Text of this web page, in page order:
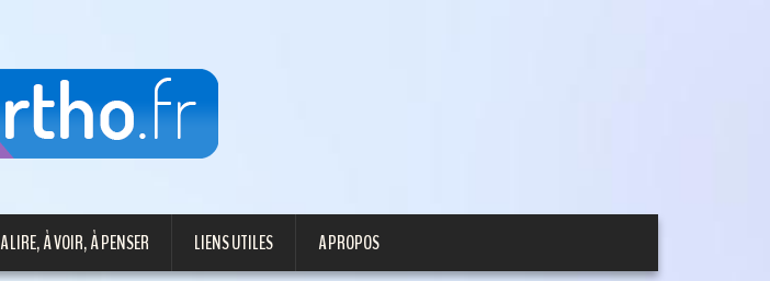
A LIRE, À VOIR, À PENSER LIENS UTILES A PROPOS